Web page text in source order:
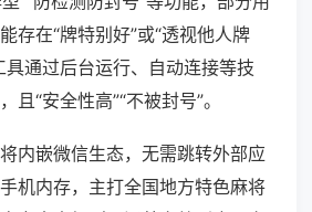
存在“牌特别好”或“透视他人牌
具通过后台运行、自动连接等技
且“安全性高”“不被封号”。
内嵌微信生态，无需跳转外部应
机内存，主打全国地方特色麻将